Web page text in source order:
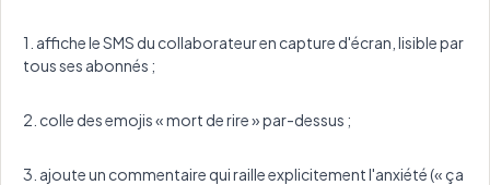
1. affiche le SMS du collaborateur en capture d'écran, lisible par
tous ses abonnés ;
2. colle des emojis « mort de rire » par-dessus ;
3. ajoute un commentaire qui raille explicitement l'anxiété (« ça